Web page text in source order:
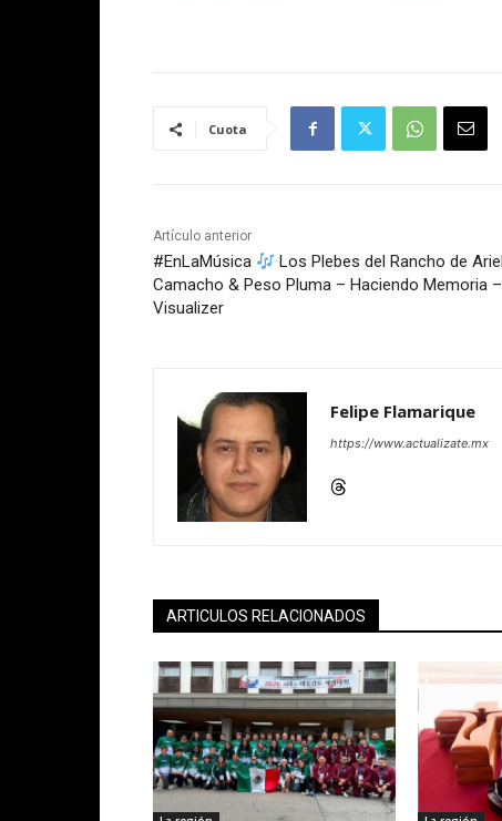
Cuota
Artículo anterior
#EnLaMúsica
Los Plebes del Rancho de Ariel
Camacho & Peso Pluma – Haciendo Memoria –
Visualizer
Felipe Flamarique
https://www.actualizate.mx
ARTICULOS RELACIONADOS